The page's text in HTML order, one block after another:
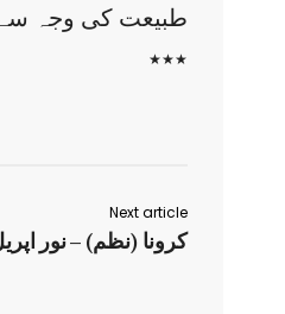
طبیعت کی وجہ سے
٭٭٭
Next article
کرونا (نظم) – نور اپریل